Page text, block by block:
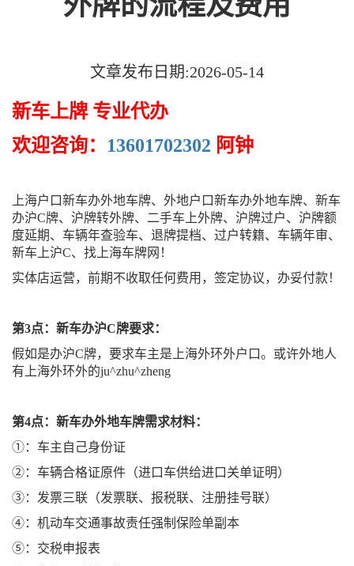
文章发布日期:2026-05-14
新车上牌 专业代办
欢迎咨询： 13601702302 阿钟
上海户口新车办外地车牌、外地户口新车办外地车牌、新车
办沪C牌、沪牌转外牌、二手车上外牌、沪牌过户、沪牌额
度延期、车辆年查验车、退牌提档、过户转籍、车辆年审、
新车上沪C、找上海车牌网！
实体店运营，前期不收取任何费用，签定协议，办妥付款！
第3点：新车办沪C牌要求：
假如是办沪C牌，要求车主是上海外环外户口。或许外地人
有上海外环外的ju^zhu^zheng
第4点：新车办外地车牌需求材料：
①：车主自己身份证
②：车辆合格证原件（进口车供给进口关单证明）
③：发票三联（发票联、报税联、注册挂号联）
④：机动车交通事故责任强制保险单副本
⑤：交税申报表